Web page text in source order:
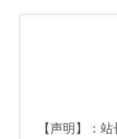
航
【声明】：